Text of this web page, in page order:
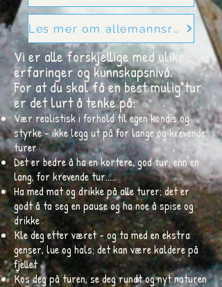
Les mer om allemannsretten her
Vi er alle forskjellige med ulike
erfaringer og kunnskapsnivå.
For at du skal få en best mulig tur
er det lurt å tenke på:
Vær realistisk i forhold til egen kondis og
styrke - ikke legg ut på for lange og krevende
turer
Det er bedre å ha en kortere, god tur, enn en
lang, for krevende tur.....
Ha med mat og drikke på alle turer; det er
godt å ta seg en pause og ha noe å spise og
drikke
Kle deg etter været - og ta med en ekstra
genser, lue og hals; det kan være kaldere på
fjellet
Kos deg på turen, se deg rundt og nyt naturen